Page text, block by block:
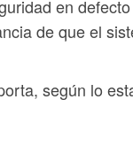
en
de que el
según lo